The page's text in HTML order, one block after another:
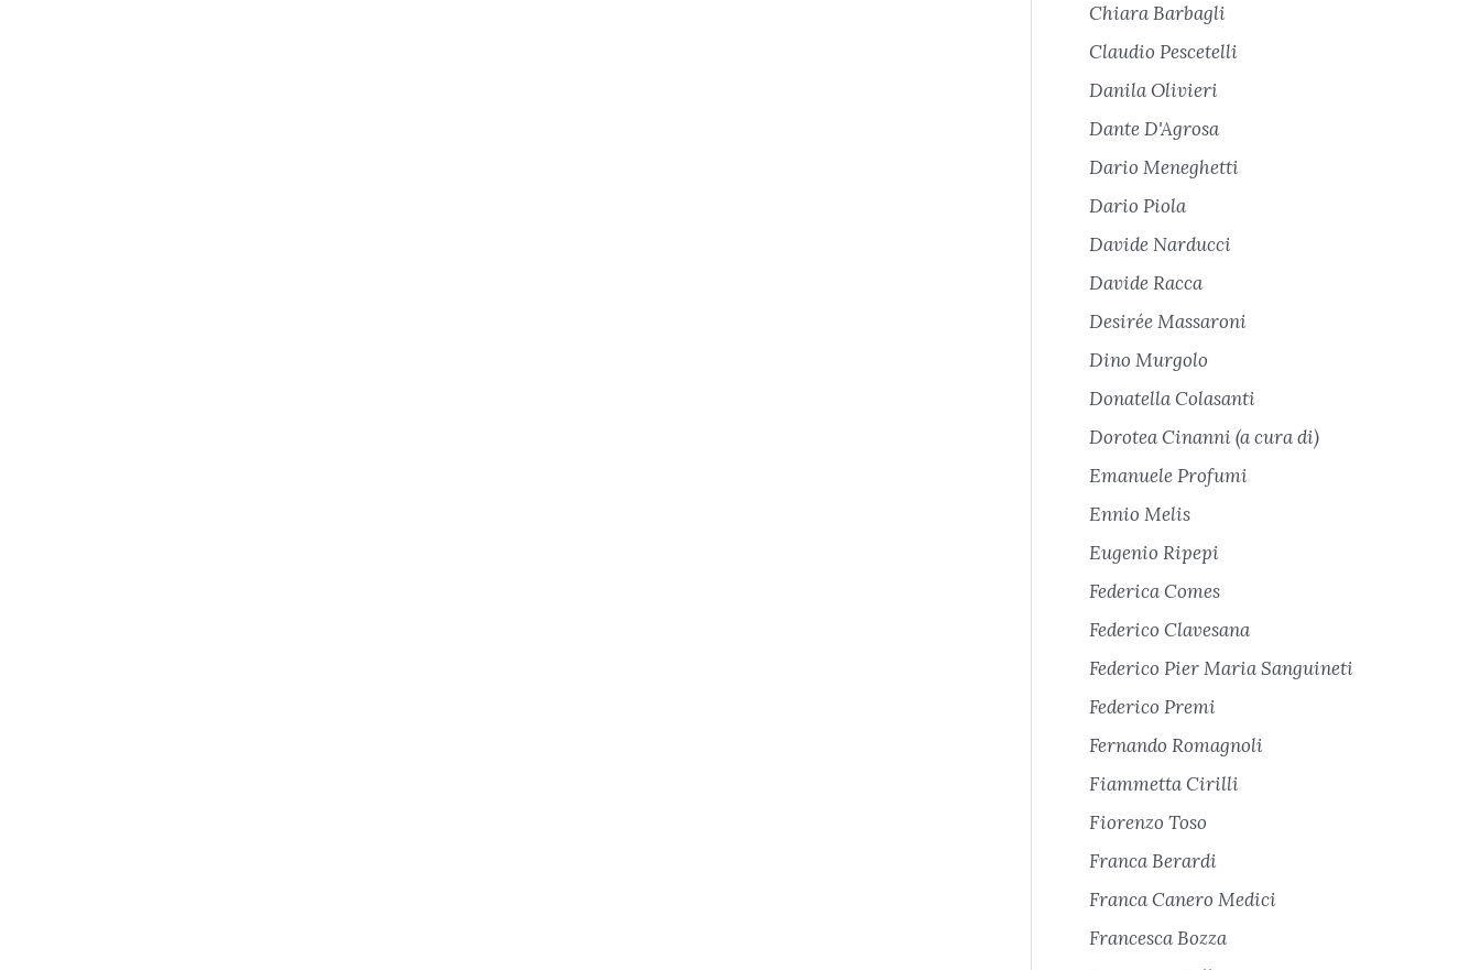
Chiara Barbagli
Claudio Pescetelli
Danila Olivieri
Dante D'Agrosa
Dario Meneghetti
Dario Piola
Davide Narducci
Davide Racca
Desirée Massaroni
Dino Murgolo
Donatella Colasanti
Dorotea Cinanni (a cura di)
Emanuele Profumi
Ennio Melis
Eugenio Ripepi
Federica Comes
Federico Clavesana
Federico Pier Maria Sanguineti
Federico Premi
Fernando Romagnoli
Fiammetta Cirilli
Fiorenzo Toso
Franca Berardi
Franca Canero Medici
Francesca Bozza